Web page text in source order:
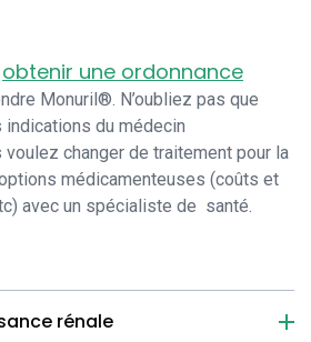
obtenir une ordonnance
Monuril®. N’oubliez pas que
du médecin
changer de traitement pour la
médicamenteuses (coûts et
avec un spécialiste de santé.
rénale